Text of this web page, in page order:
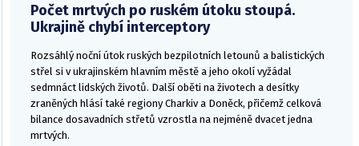
Počet mrtvých po ruském útoku stoupá.
Ukrajině chybí interceptory
Rozsáhlý noční útok ruských bezpilotních letounů a balistických
střel si v ukrajinském hlavním městě a jeho okolí vyžádal
sedmnáct lidských životů. Další oběti na životech a desítky
zraněných hlásí také regiony Charkiv a Doněck, přičemž celková
bilance dosavadních střetů vzrostla na nejméně dvacet jedna
mrtvých.